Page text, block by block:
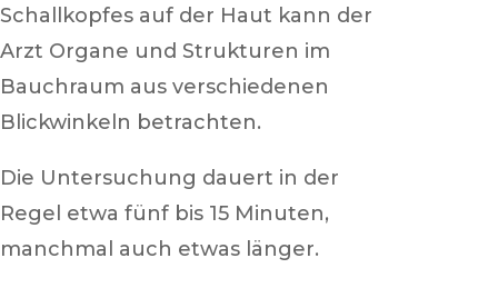
Schallkopfes auf der Haut kann der
Arzt Organe und Strukturen im
Bauchraum aus verschiedenen
Blickwinkeln betrachten.
Die Untersuchung dauert in der
Regel etwa fünf bis 15 Minuten,
manchmal auch etwas länger.